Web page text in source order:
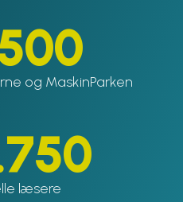
og MaskinParken
læsere